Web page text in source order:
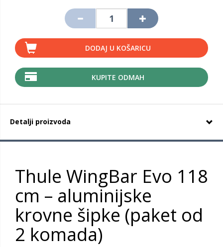
DODAJ U KOŠARICU
KUPITE ODMAH
Detalji proizvoda
Thule WingBar Evo 118
cm – aluminijske
krovne šipke (paket od
2 komada)